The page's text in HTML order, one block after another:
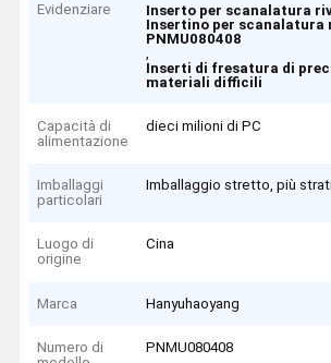
Evidenziare Inserto per scanalatura
Insertino per scanalatura
PNMU080408
,
Inserti di fresatura di
materiali difficili
Capacità di
alimentazione
dieci milioni di PC
Imballaggi
particolari
Imballaggio stretto, più
Luogo di
origine
Cina
Marca Hanyuhaoyang
Numero di
PNMU080408